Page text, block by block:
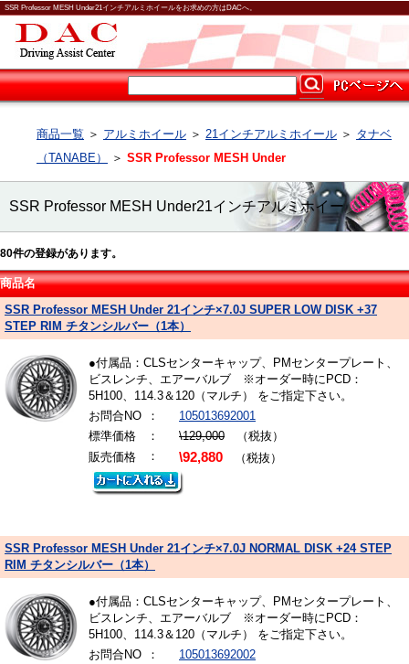
SSR Professor MESH Under21インチアルミホイールをお求めの方はDACへ。
商品一覧 ＞ アルミホイール ＞ 21インチアルミホイール ＞ タナベ
（TANABE）
＞ SSR Professor MESH Under
SSR Professor MESH Under21インチアルミホイー
ル
80件の登録があります。
商品名
SSR Professor MESH Under 21インチ×7.0J SUPER LOW DISK +37
STEP RIM チタンシルバー（1本）
●付属品：CLSセンターキャップ、PMセンタープレート、
ビスレンチ、エアーバルブ ※オーダー時にPCD：
5H100、114.3＆120（マルチ） をご指定下さい。
お問合NO
：
105013692001
標準価格
： \129,000 （税抜）
販売価格
： \92,880 （税抜）
SSR Professor MESH Under 21インチ×7.0J NORMAL DISK +24 STEP
RIM チタンシルバー（1本）
●付属品：CLSセンターキャップ、PMセンタープレート、
ビスレンチ、エアーバルブ ※オーダー時にPCD：
5H100、114.3＆120（マルチ） をご指定下さい。
お問合NO
：
105013692002